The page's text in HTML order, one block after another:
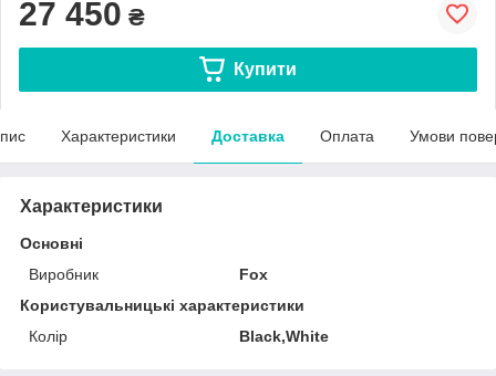
27 450 ₴
Купити
Характеристики Доставка Оплата Умови
Характеристики
Основні
Виробник
Fox
Користувальницькі характеристики
Колір
Black,White